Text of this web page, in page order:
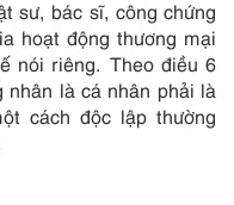
sư, bác sĩ, công chứng
hoạt động thương mại
nói riêng. Theo điều 6
là cá nhân phải là
cách độc lập thường